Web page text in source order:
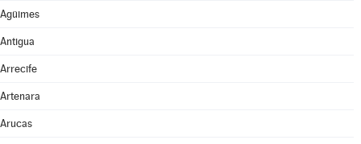
Agüimes
Antigua
Arrecife
Artenara
Arucas